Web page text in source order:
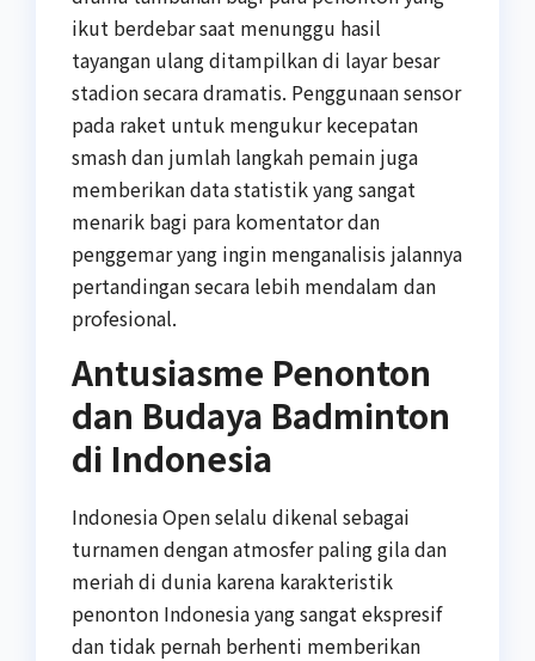
ikut berdebar saat menunggu hasil
tayangan ulang ditampilkan di layar besar
stadion secara dramatis. Penggunaan sensor
pada raket untuk mengukur kecepatan
smash dan jumlah langkah pemain juga
memberikan data statistik yang sangat
menarik bagi para komentator dan
penggemar yang ingin menganalisis jalannya
pertandingan secara lebih mendalam dan
profesional.
Antusiasme Penonton
dan Budaya Badminton
di Indonesia
Indonesia Open selalu dikenal sebagai
turnamen dengan atmosfer paling gila dan
meriah di dunia karena karakteristik
penonton Indonesia yang sangat ekspresif
dan tidak pernah berhenti memberikan